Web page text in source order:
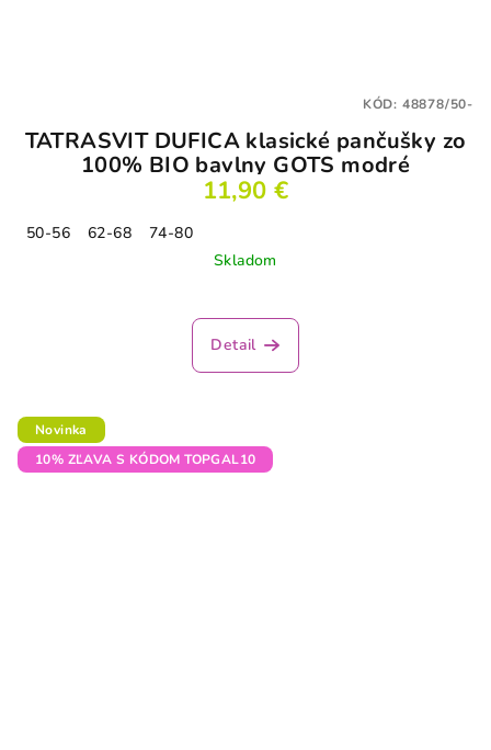
TATRASVIT DUFICA klasické pančušky zo
100% BIO bavlny GOTS modré
11,90 €
50-56 62-68
74-80
Skladom
Detail
KÓD: 48878/50-
Novinka
10% ZĽAVA S KÓDOM TOPGAL10